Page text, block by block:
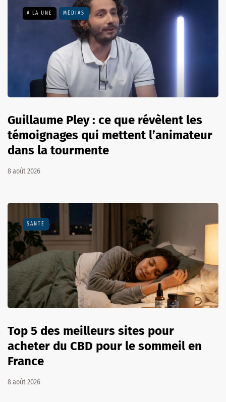
A LA UNE MÉDIAS
Guillaume Pley : ce que révèlent les
témoignages qui mettent l’animateur
dans la tourmente
8 août 2026
SANTÉ
Top 5 des meilleurs sites pour
acheter du CBD pour le sommeil en
France
8 août 2026